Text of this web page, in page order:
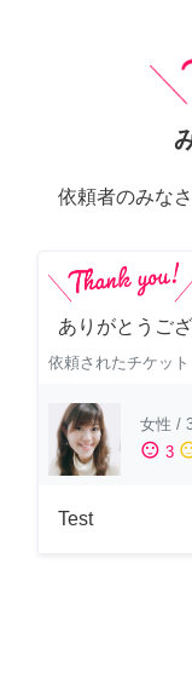
依頼者のみな
ありがとうご
依頼されたチケット
女性 /
sentiment_satisfied 3
Test